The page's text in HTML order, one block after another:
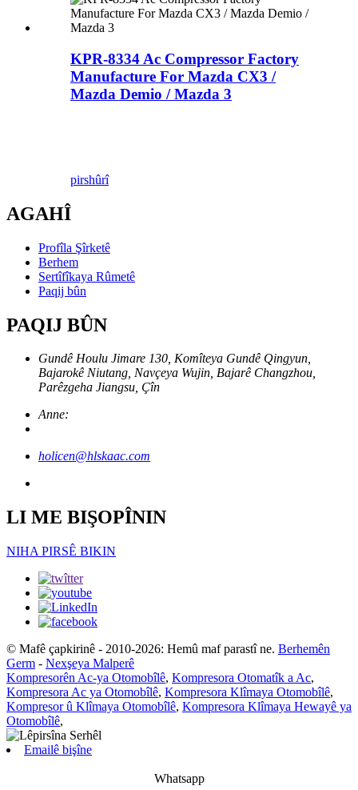
KPR-8334 Ac Compressor Factory
Manufacture For Mazda CX3 /
Mazda Demio / Mazda 3
pirshûrî
AGAHÎ
Profîla Şîrketê
Berhem
Sertîfîkaya Rûmetê
Paqij bûn
PAQIJ BÛN
Gundê Houlu Jimare 130, Komîteya Gundê Qingyun,
Bajarokê Niutang, Navçeya Wujin, Bajarê Changzhou,
Parêzgeha Jiangsu, Çîn
Anne:
holicen@hlskaac.com
LI ME BIŞOPÎNIN
NIHA PIRSÊ BIKIN
© Mafê çapkirinê - 2010-2026: Hemû maf parastî ne. Berhemên
Germ - Nexşeya Malperê
Kompresorên Ac-ya Otomobîlê, Kompresora Otomatîk a Ac,
Kompresora Ac ya Otomobîlê, Kompresora Klîmaya Otomobîlê,
Kompresor û Klîmaya Otomobîlê, Kompresora Klîmaya Hewayê ya
Otomobîlê,
Emailê bişîne
Whatsapp